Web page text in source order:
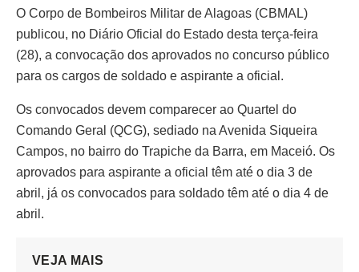
O Corpo de Bombeiros Militar de Alagoas (CBMAL)
publicou, no Diário Oficial do Estado desta terça-feira
(28), a convocação dos aprovados no concurso público
para os cargos de soldado e aspirante a oficial.
Os convocados devem comparecer ao Quartel do
Comando Geral (QCG), sediado na Avenida Siqueira
Campos, no bairro do Trapiche da Barra, em Maceió. Os
aprovados para aspirante a oficial têm até o dia 3 de
abril, já os convocados para soldado têm até o dia 4 de
abril.
VEJA MAIS